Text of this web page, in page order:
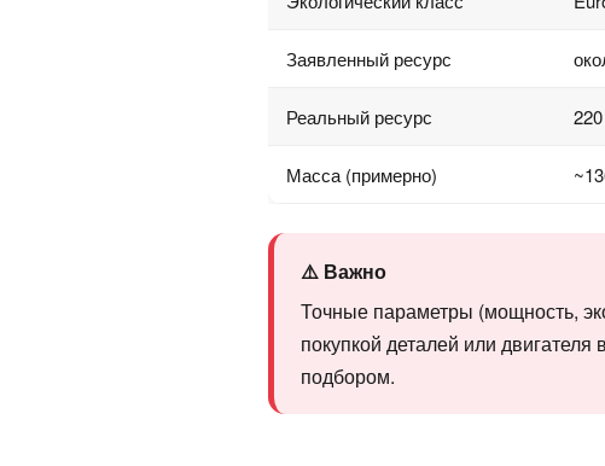
Заявленный ресурс
Реальный ресурс
Масса (примерно)
⚠️ Важно
Точные параметры (мощность,
покупкой деталей или
подбором.